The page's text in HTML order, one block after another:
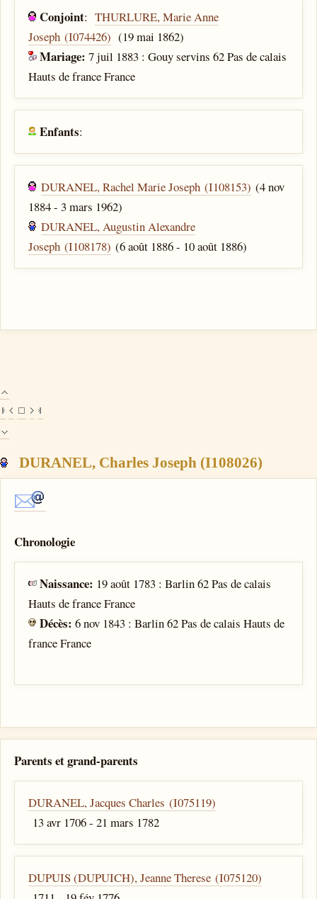
Conjoint:THURLURE, Marie Anne
Joseph (I074426) (19 mai 1862)
Mariage:7 juil 1883 : Gouy servins 62 Pas de calais
Hauts de france France
Enfants:
DURANEL, Rachel Marie Joseph (I108153) (4 nov
1884 - 3 mars 1962)
DURANEL, Augustin Alexandre
Joseph (I108178) (6 août 1886 - 10 août 1886)
DURANEL, Charles Joseph (I108026)
Chronologie
Naissance: 19 août 1783 : Barlin 62 Pas de calais
Hauts de france France
Décès:6 nov 1843 : Barlin 62 Pas de calais Hauts de
france France
Parents et grand-parents
DURANEL, Jacques Charles (I075119)
13 avr 1706 - 21 mars 1782
DUPUIS (DUPUICH), Jeanne Therese (I075120)